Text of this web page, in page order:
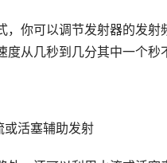
，你可以调节发射器的发
度从几秒到几分其中一个秒
或活塞辅助发射